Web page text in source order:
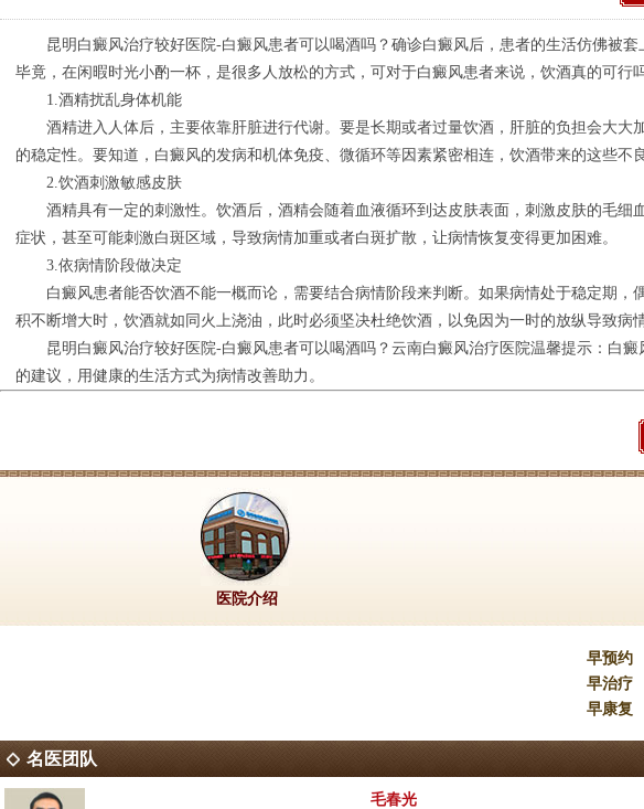
昆明白癜风治疗较好医院-白癜风患者可以喝酒吗？确诊白癜风后，患者的生活仿佛被套
毕竟，在闲暇时光小酌一杯，是很多人放松的方式，可对于白癜风患者来说，饮酒真的可行
1.酒精扰乱身体机能
酒精进入人体后，主要依靠肝脏进行代谢。要是长期或者过量饮酒，肝脏的负担会大大
的稳定性。要知道，白癜风的发病和机体免疫、微循环等因素紧密相连，饮酒带来的这些不
2.饮酒刺激敏感皮肤
酒精具有一定的刺激性。饮酒后，酒精会随着血液循环到达皮肤表面，刺激皮肤的毛细
症状，甚至可能刺激白斑区域，导致病情加重或者白斑扩散，让病情恢复变得更加困难。
3.依病情阶段做决定
白癜风患者能否饮酒不能一概而论，需要结合病情阶段来判断。如果病情处于稳定期，
积不断增大时，饮酒就如同火上浇油，此时必须坚决杜绝饮酒，以免因为一时的放纵导致病
昆明白癜风治疗较好医院-白癜风患者可以喝酒吗？云南白癜风治疗医院温馨提示：白癜
的建议，用健康的生活方式为病情改善助力。
医院介绍
早预约
早治疗
早康复
名医团队
毛春光